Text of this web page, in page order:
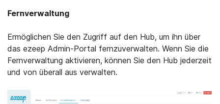
Fernverwaltung
Ermöglichen Sie den Zugriff auf den Hub, um ihn über
das ezeep Admin-Portal fernzuverwalten. Wenn Sie die
Fernverwaltung aktivieren, können Sie den Hub jederzeit
und von überall aus verwalten.